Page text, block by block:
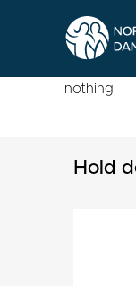
nothing
Hold